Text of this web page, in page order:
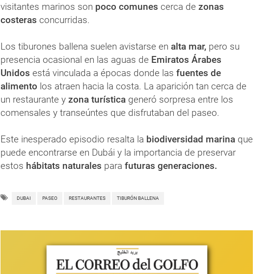
visitantes marinos son poco comunes cerca de zonas
costeras concurridas.
Los tiburones ballena suelen avistarse en alta mar, pero su
presencia ocasional en las aguas de Emiratos Árabes
Unidos está vinculada a épocas donde las fuentes de
alimento los atraen hacia la costa. La aparición tan cerca de
un restaurante y zona turística generó sorpresa entre los
comensales y transeúntes que disfrutaban del paseo.
Este inesperado episodio resalta la biodiversidad marina que
puede encontrarse en Dubái y la importancia de preservar
estos hábitats naturales para futuras generaciones.
DUBAI PASEO RESTAURANTES TIBURÓN BALLENA